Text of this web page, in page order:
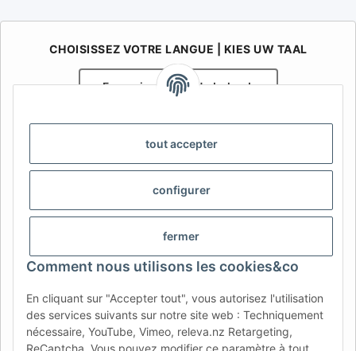
tout accepter
configurer
fermer
Comment nous utilisons les cookies&co
En cliquant sur "Accepter tout", vous autorisez l'utilisation
des services suivants sur notre site web : Techniquement
nécessaire, YouTube, Vimeo, releva.nz Retargeting,
ReCaptcha. Vous pouvez modifier ce paramètre à tout
CHOISISSEZ VOTRE LANGUE | KIES UW TAAL
Français Nederlands
Votre spécialiste en pièces détachées pour remorques | Uw
specialist in onderdelen voor aanhangwagens
info@afatek.com
AFATEK INTERNATIONAL – SELECT REGION & LANGUAGE |
IDIOMA
CH (IT) BE (NL) BE (FR) NL
FR IT ES DK PL